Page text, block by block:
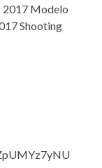
2017 Modelo
Shooting